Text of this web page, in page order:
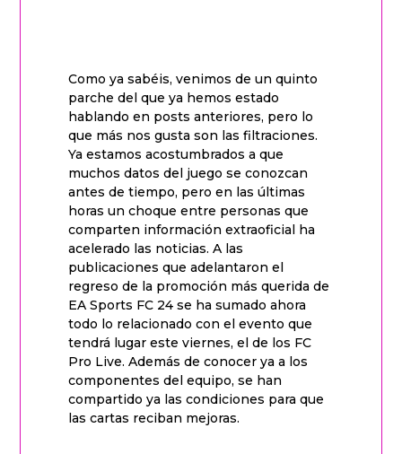
Como ya sabéis, venimos de un quinto
parche del que ya hemos estado
hablando en posts anteriores, pero lo
que más nos gusta son las filtraciones.
Ya estamos acostumbrados a que
muchos datos del juego se conozcan
antes de tiempo, pero en las últimas
horas un choque entre personas que
comparten información extraoficial ha
acelerado las noticias. A las
publicaciones que adelantaron el
regreso de la promoción más querida de
EA Sports FC 24 se ha sumado ahora
todo lo relacionado con el evento que
tendrá lugar este viernes, el de los FC
Pro Live. Además de conocer ya a los
componentes del equipo, se han
compartido ya las condiciones para que
las cartas reciban mejoras.